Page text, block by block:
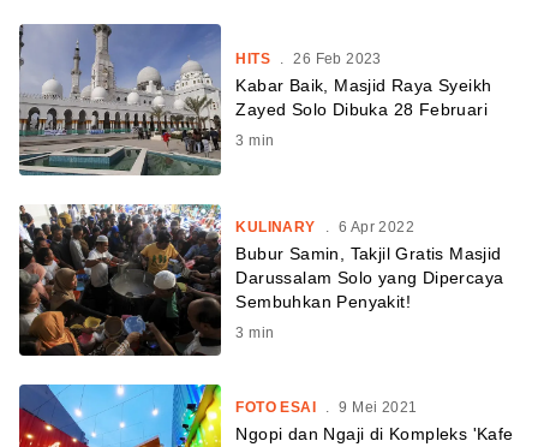
HITS . 26 Feb 2023
Kabar Baik, Masjid Raya Syeikh
Zayed Solo Dibuka 28 Februari
3 min
KULINARY . 6 Apr 2022
Bubur Samin, Takjil Gratis Masjid
Darussalam Solo yang Dipercaya
Sembuhkan Penyakit!
3 min
FOTO ESAI . 9 Mei 2021
Ngopi dan Ngaji di Kompleks 'Kafe